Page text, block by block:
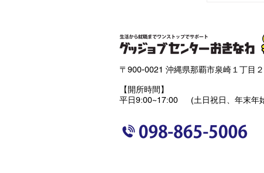
〒900-0021 沖縄県那覇市泉崎１丁目
【開所時間】
平日9:00~17:00 (土日祝日、年末年